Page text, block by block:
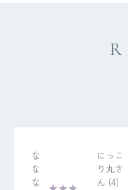
な
な
な
にっこ
り丸
4